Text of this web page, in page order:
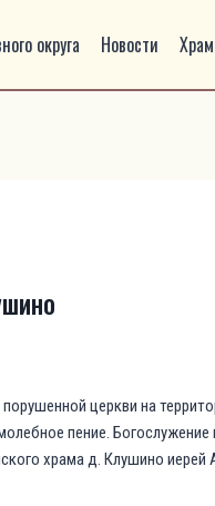
округа Новости
церкви на
пение. Богослужение
храма д. Клушино иерей